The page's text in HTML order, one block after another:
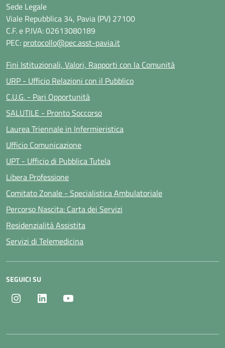
Sede Legale
Viale Repubblica 34, Pavia (PV) 27100
C.F. e P.IVA: 02613080189
PEC: protocollo@pec.asst-pavia.it
Fini Istituzionali, Valori, Rapporti con la Comunità
URP - Ufficio Relazioni con il Pubblico
C.U.G. - Pari Opportunità
SALUTILE - Pronto Soccorso
Laurea Triennale in Infermieristica
Ufficio Comunicazione
UPT - Ufficio di Pubblica Tutela
Libera Professione
Comitato Zonale - Specialistica Ambulatoriale
Percorso Nascita: Carta dei Servizi
Residenzialità Assistita
Servizi di Telemedicina
SEGUICI SU
Instagram LinkedIn